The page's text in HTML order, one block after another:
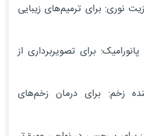
نوری: برای ترمیم‌های زیبایی
پانورامیک: برای تصویربرداری از
زخم: برای درمان زخم‌های